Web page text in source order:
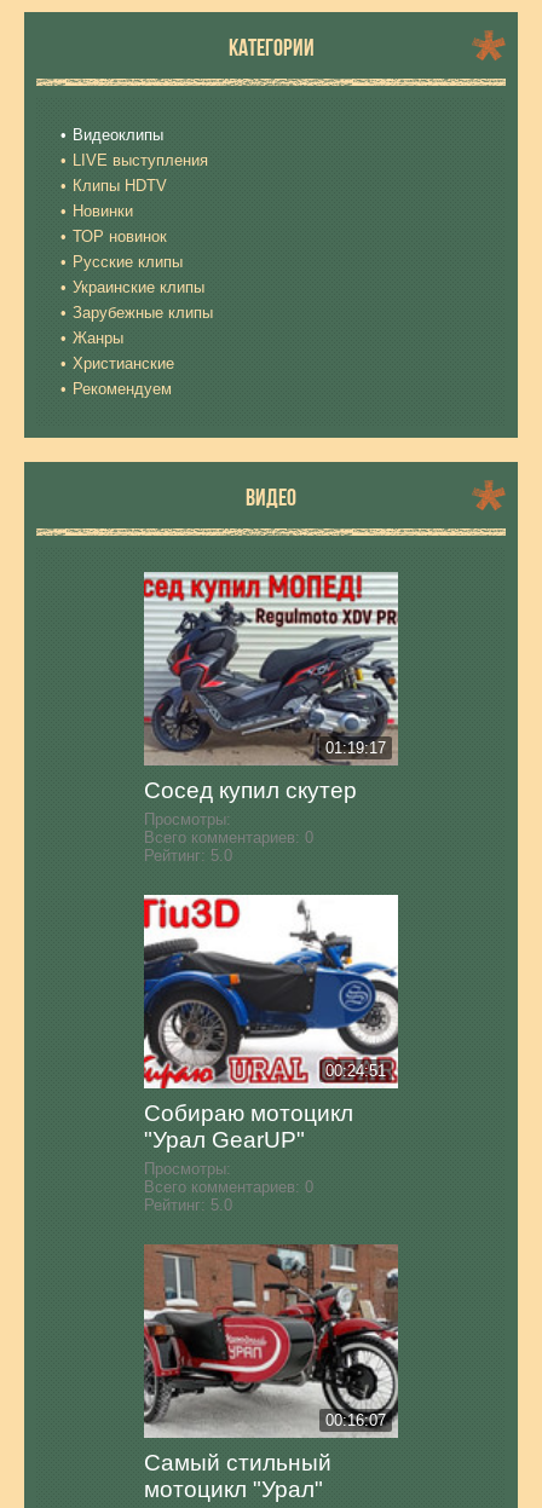
КАТЕГОРИИ
Видеоклипы
LIVE выступления
Клипы HDTV
Новинки
ТОР новинок
Русские клипы
Украинские клипы
Зарубежные клипы
Жанры
Христианские
Рекомендуем
ВИДЕО
01:19:17
Сосед купил скутер
Просмотры:
Всего комментариев: 0
Рейтинг: 5.0
00:24:51
Собираю мотоцикл
"Урал GearUP"
Просмотры:
Всего комментариев: 0
Рейтинг: 5.0
00:16:07
Самый стильный
мотоцикл "Урал"